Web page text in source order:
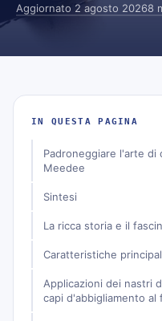
Aggiornato 2 agosto 20268
IN QUESTA PAGINA
Padroneggiare l'arte di
Meedee
Sintesi
La ricca storia e il
Caratteristiche
Applicazioni dei nastri
capi d'abbigliamento